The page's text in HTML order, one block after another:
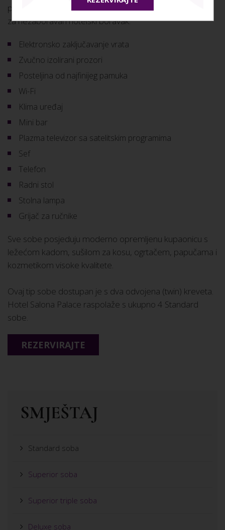
prostiru na 24 m2 te su opremljene svim pogodnostima
za nezaboravan hotelski boravak:
Elektronsko zaključavanje vrata
Zvučno izolirani prozori
Posteljina od najfinijeg pamuka
Wi-Fi
Klima uređaj
Mini bar
Plazma televizor sa satelitskim programima
Sef
Telefon
Radni stol
Stolna lampa
Grijač za ručnike
Sve sobe posjeduju moderno opremljenu kupaonicu s
ležećom kadom, sušilom za kosu, ogrtačem, papučama i
kozmetikom visoke kvalitete.
Ovaj tip sobe dostupan je s dva odvojena (twin) kreveta.
Hotel Salona Palace raspolaže s ukupno 4 Standard
sobe.
REZERVIRAJTE
SMJEŠTAJ
Standard soba
Superior soba
Superior triple soba
Deluxe soba